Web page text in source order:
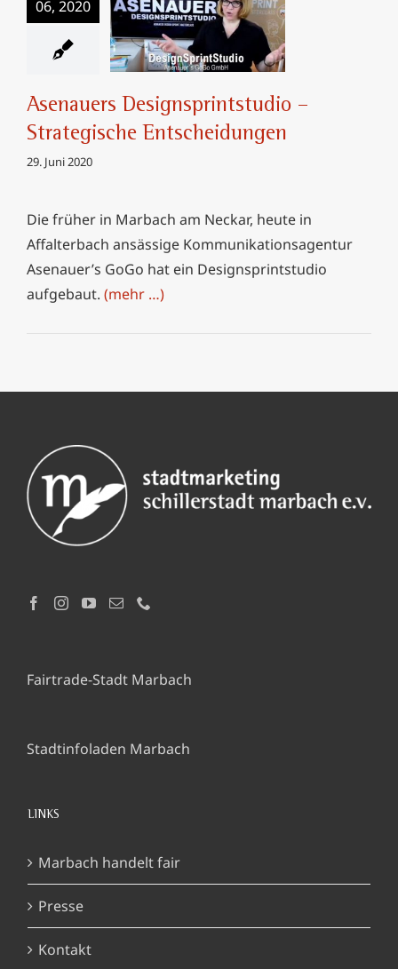
06, 2020
Asenauers
Designsprintstudio –
Strategische
Entscheidungen
Asenauers Designsprintstudio –
Strategische Entscheidungen
29. Juni 2020
Die früher in Marbach am Neckar, heute in
Affalterbach ansässige Kommunikationsagentur
Asenauer’s GoGo hat ein Designsprintstudio
aufgebaut. (mehr …)
Fairtrade-Stadt Marbach
Stadtinfoladen Marbach
LINKS
Marbach handelt fair
Presse
Kontakt